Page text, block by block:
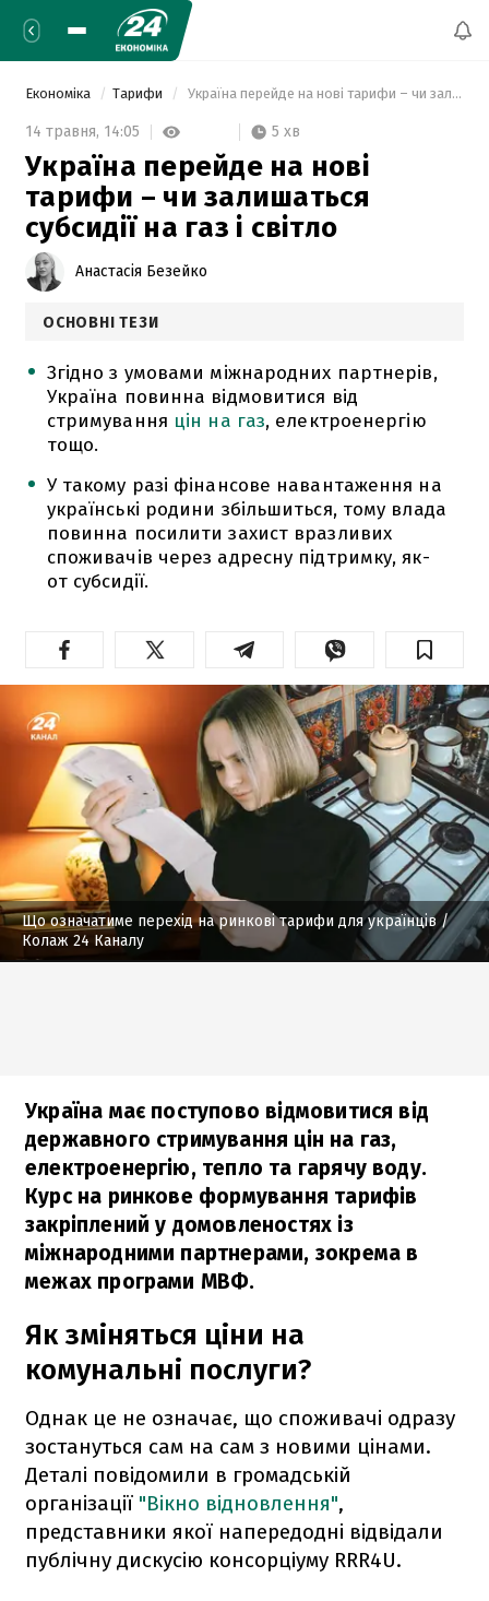
Економіка Тарифи Україна перейде на нові тарифи – чи залишаться субсидії на газ і світло
14 травня, 14:05 5 хв
Україна перейде на нові
тарифи – чи залишаться
субсидії на газ і світло
Анастасія Безейко
ОСНОВНІ ТЕЗИ
Згідно з умовами міжнародних партнерів,
Україна повинна відмовитися від
стримування цін на газ, електроенергію
тощо.
У такому разі фінансове навантаження на
українські родини збільшиться, тому влада
повинна посилити захист вразливих
споживачів через адресну підтримку, як-
от субсидії.
Що означатиме перехід на ринкові тарифи для українців /
Колаж 24 Каналу
Україна має поступово відмовитися від
державного стримування цін на газ,
електроенергію, тепло та гарячу воду.
Курс на ринкове формування тарифів
закріплений у домовленостях із
міжнародними партнерами, зокрема в
межах програми МВФ.
Як зміняться ціни на
комунальні послуги?
Однак це не означає, що споживачі одразу
зостануться сам на сам з новими цінами.
Деталі повідомили в громадській
організації "Вікно відновлення",
представники якої напередодні відвідали
публічну дискусію консорціуму RRR4U.